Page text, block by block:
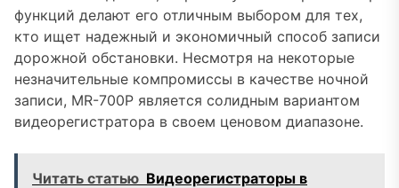
функций делают его отличным выбором для тех,
кто ищет надежный и экономичный способ записи
дорожной обстановки. Несмотря на некоторые
незначительные компромиссы в качестве ночной
записи, MR-700P является солидным вариантом
видеорегистратора в своем ценовом диапазоне.
Читать статью Видеорегистраторы в